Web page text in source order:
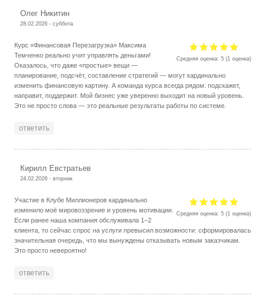
Олег Никитин
28.02.2026 - суббота
Средняя оценка:5 (1 оценка)
Курс «Финансовая Перезагрузка» Максима
Темченко реально учит управлять деньгами!
Оказалось, что даже «простые» вещи —
планирование, подсчёт, составление стратегий — могут кардинально
изменить финансовую картину. А команда курса всегда рядом: подскажет,
направит, поддержит. Мой бизнес уже уверенно выходит на новый уровень.
Это не просто слова — это реальные результаты работы по системе.
ответить
Кирилл Евстратьев
24.02.2026 - вторник
Средняя оценка:5 (1 оценка)
Участие в Клубе Миллионеров кардинально
изменило моё мировоззрение и уровень мотивации.
Если ранее наша компания обслуживала 1–2
клиента, то сейчас спрос на услуги превысил возможности: сформировалась
значительная очередь, что мы вынуждены отказывать новым заказчикам.
Это просто невероятно!
ответить